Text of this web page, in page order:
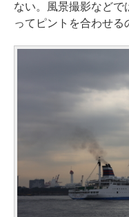
ない。風景撮影などで
ってピントを合わせる